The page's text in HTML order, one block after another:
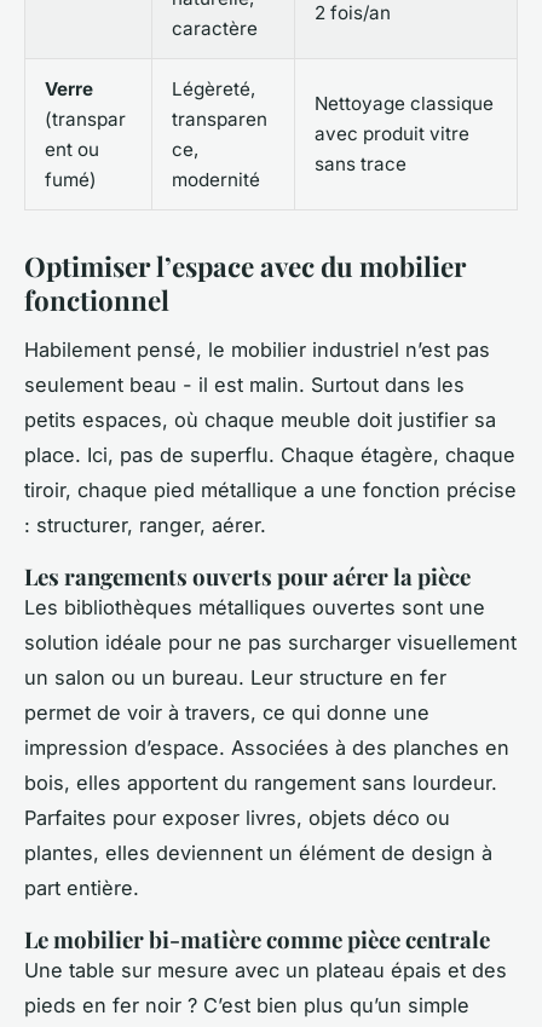
caractère
2 fois/an
Verre
(transpar
ent ou
fumé)
Légèreté,
transparen
ce,
modernité
Nettoyage classique
avec produit vitre
sans trace
Optimiser l’espace avec du mobilier
fonctionnel
Habilement pensé, le mobilier industriel n’est pas
seulement beau - il est malin. Surtout dans les
petits espaces, où chaque meuble doit justifier sa
place. Ici, pas de superflu. Chaque étagère, chaque
tiroir, chaque pied métallique a une fonction précise
: structurer, ranger, aérer.
Les rangements ouverts pour aérer la pièce
Les bibliothèques métalliques ouvertes sont une
solution idéale pour ne pas surcharger visuellement
un salon ou un bureau. Leur structure en fer
permet de voir à travers, ce qui donne une
impression d’espace. Associées à des planches en
bois, elles apportent du rangement sans lourdeur.
Parfaites pour exposer livres, objets déco ou
plantes, elles deviennent un élément de design à
part entière.
Le mobilier bi-matière comme pièce centrale
Une table sur mesure avec un plateau épais et des
pieds en fer noir ? C’est bien plus qu’un simple